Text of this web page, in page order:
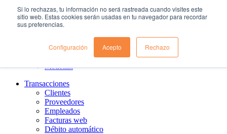
Si lo rechazas, tu información no será rastreada cuando visites este
sitio web. Estas cookies serán usadas en tu navegador para recordar
sus preferencias.
Configuración Acepto Rechazo
PQRs
Aprende más
¿Dónde estamos?
Bogotá
Medellin
Transacciones
Clientes
Proveedores
Empleados
Facturas web
Débito automático